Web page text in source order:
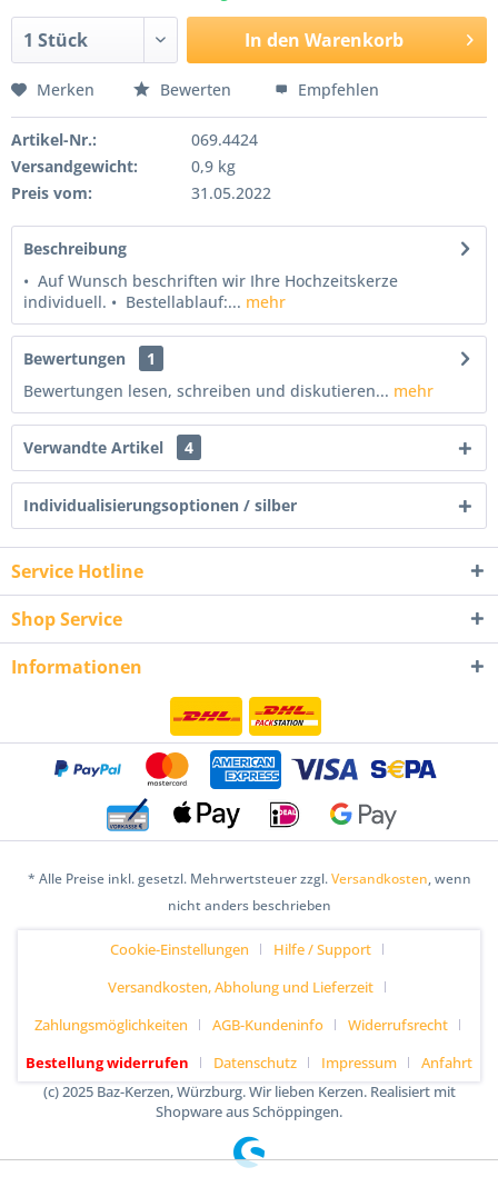
In den Warenkorb
Merken Bewerten Empfehlen
Artikel-Nr.:
069.4424
Versandgewicht:
0,9 kg
Preis vom:
31.05.2022
Beschreibung
• Auf Wunsch beschriften wir Ihre Hochzeitskerze
individuell. • Bestellablauf:... mehr
Bewertungen
1
Bewertungen lesen, schreiben und diskutieren... mehr
Verwandte Artikel 4
Individualisierungsoptionen / silber
Service Hotline
Shop Service
Informationen
* Alle Preise inkl. gesetzl. Mehrwertsteuer zzgl.Versandkosten, wenn
nicht anders beschrieben
Cookie-Einstellungen
Hilfe / Support
Versandkosten, Abholung und Lieferzeit
Zahlungsmöglichkeiten
AGB-Kundeninfo
Widerrufsrecht
Bestellung widerrufen
Datenschutz Impressum
Anfahrt
(c) 2025 Baz-Kerzen, Würzburg. Wir lieben Kerzen. Realisiert mit
Shopware aus Schöppingen.